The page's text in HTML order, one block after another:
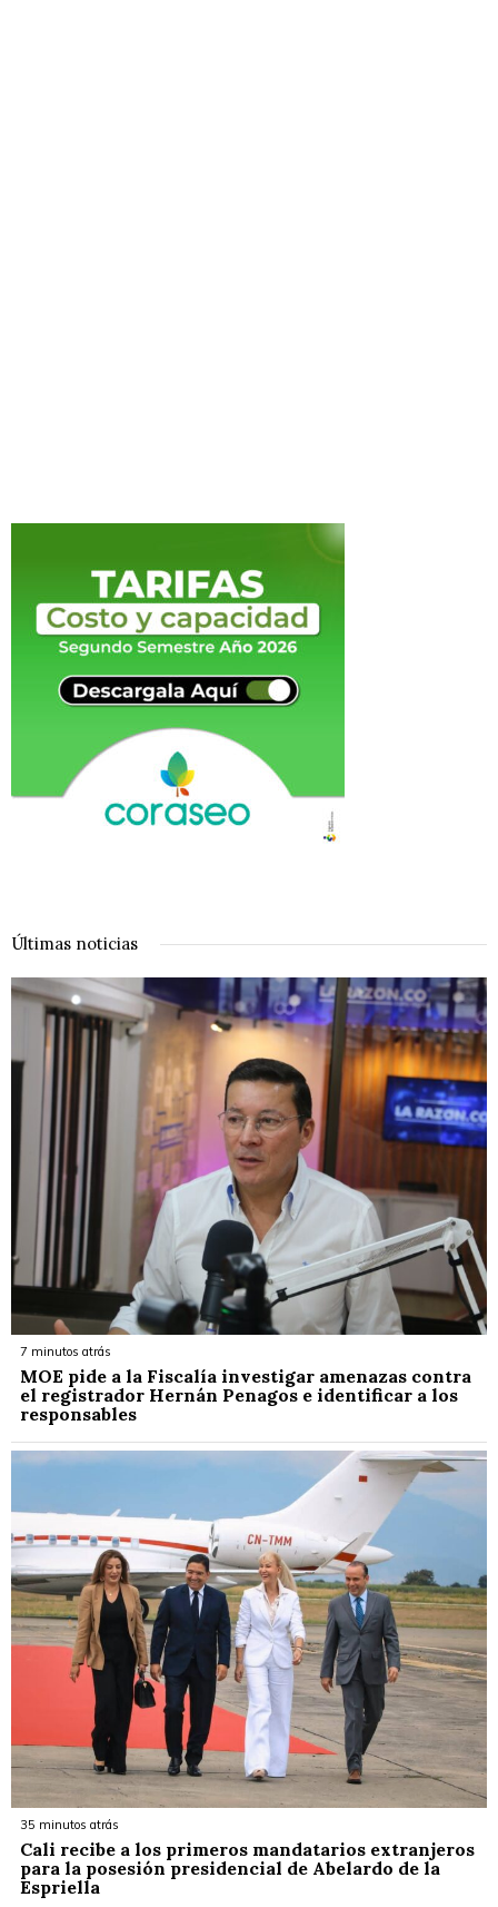
Últimas noticias
7 minutos atrás
MOE pide a la Fiscalía investigar amenazas contra
el registrador Hernán Penagos e identificar a los
responsables
35 minutos atrás
Cali recibe a los primeros mandatarios extranjeros
para la posesión presidencial de Abelardo de la
Espriella